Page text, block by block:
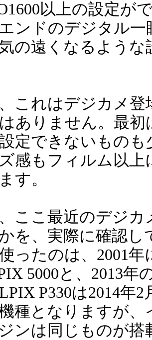
以上の設定が
ンドのデジタル一
の遠くなるよう
これはデジカメ登
ありません。最初
定できないもの
感もフィルム以
す。
ここ最近のデジカ
を、実際に確認
ったのは、2001
5000と、2013年
P330は2014年
種となりますが
ンは同じものが